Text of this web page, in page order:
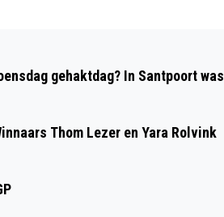
INLOOPSPREEKUUR
gehaktdag? In Santpoort was
Thom Lezer en Yara Rolvink